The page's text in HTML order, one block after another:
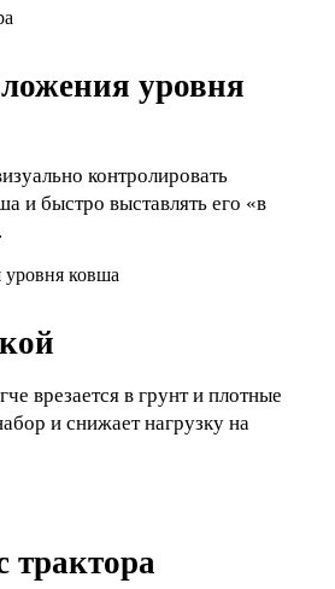
уровня
контролировать
и быстро выставлять его «в
врезается в грунт и плотные
и снижает нагрузку на
трактора